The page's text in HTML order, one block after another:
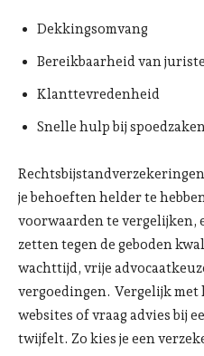
Dekkingsomvang
Bereikbaarheid van
Klanttevredenheid
Snelle hulp bij
je behoeften helder te
voorwaarden te vergelijken,
zetten tegen de geboden
wachttijd, vrije
vergoedingen. Vergelijk
websites of vraag advies bij
twijfelt. Zo kies je een